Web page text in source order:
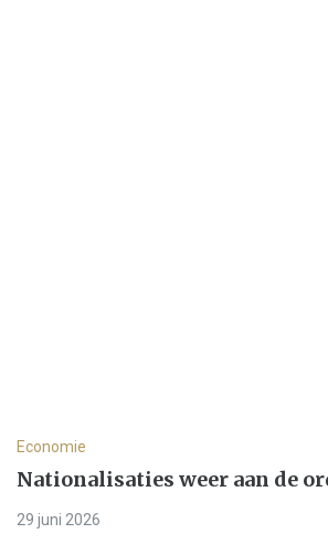
Economie
Nationalisaties weer aan de
29 juni 2026